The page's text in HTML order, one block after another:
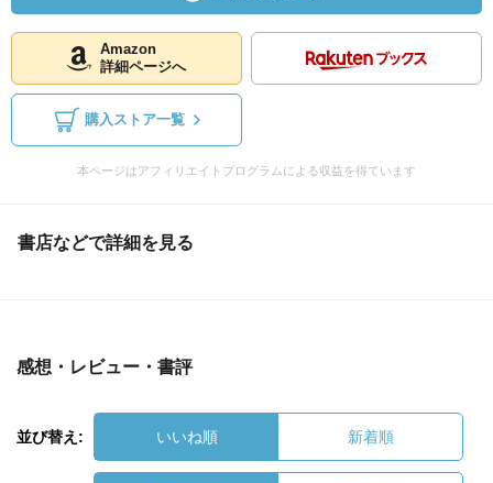
Amazon
詳細ページへ
購入ストア一覧
本ページはアフィリエイトプログラムによる収益を得ています
書店などで詳細を見る
感想・レビュー・書評
並び替え: いいね順 新着順